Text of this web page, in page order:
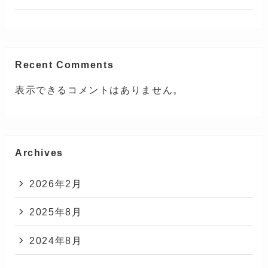
Recent Comments
表示できるコメントはありません。
Archives
2026年2月
2025年8月
2024年8月